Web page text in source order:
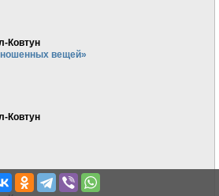
Ковтун
вещей»
Ковтун